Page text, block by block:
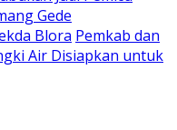
Gede
Blora Pemkab dan
Air Disiapkan untuk